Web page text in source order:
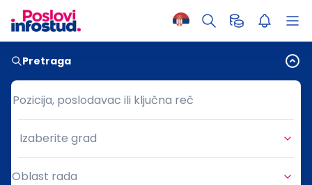
Pretraga
Pozicija, poslodavac ili ključna reč
Pozicija, poslodavac ili ključna reč
Grad
Izaberite grad
Oblast rada